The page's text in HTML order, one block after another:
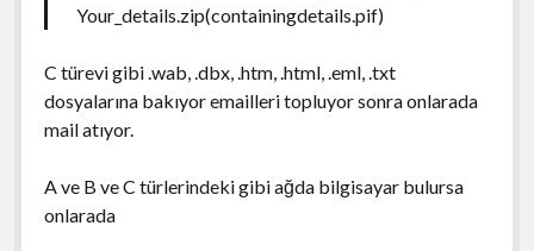
Your_details.zip(containingdetails.pif)
C türevi gibi .wab, .dbx, .htm, .html, .eml, .txt
dosyalarına bakıyor emailleri topluyor sonra onlarada
mail atıyor.
A ve B ve C türlerindeki gibi ağda bilgisayar bulursa
onlarada